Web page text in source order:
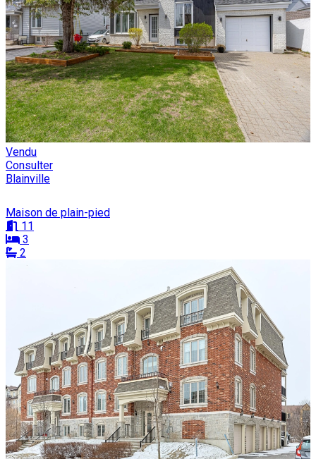
Vendu
Consulter
Blainville
Maison de plain-pied
11
3
2